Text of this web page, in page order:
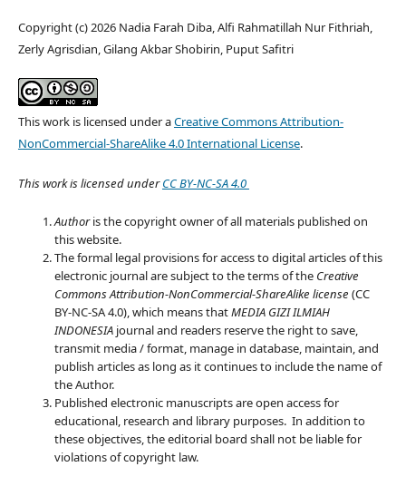
Copyright (c) 2026 Nadia Farah Diba, Alfi Rahmatillah Nur Fithriah,
Zerly Agrisdian, Gilang Akbar Shobirin, Puput Safitri
This work is licensed under aCreative Commons Attribution-
NonCommercial-ShareAlike 4.0 International License.
This work is licensed underCC BY-NC-SA 4.0
Authoris the copyright owner of all materials published on
this website.
The formal legal provisions for access to digital articles of this
electronic journal are subject to the terms of the Creative
Commons Attribution-NonCommercial-ShareAlike license (CC
BY-NC-SA 4.0), which means thatMEDIA GIZI ILMIAH
INDONESIAjournaland readers reserve the right to save,
transmit media / format, manage in database, maintain, and
publish articles as long as it continues to include the name of
the Author.
Published electronic manuscripts are open access for
educational, research and library purposes. In addition to
these objectives, the editorial board shall not be liable for
violations of copyright law.